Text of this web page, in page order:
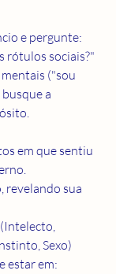
rótulos sociais?"
a
Sexo)
estar em: